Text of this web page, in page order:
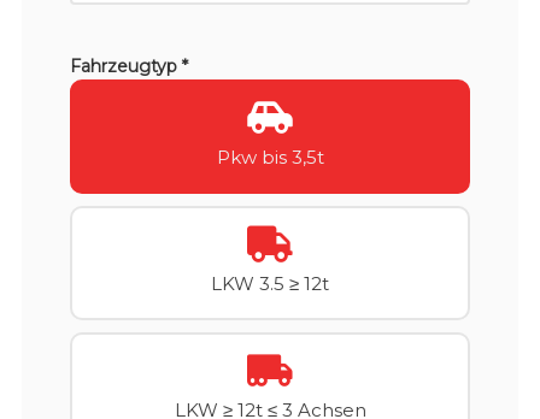
Fahrzeugtyp *
Pkw bis 3,5t
LKW 3.5 ≥ 12t
LKW ≥ 12t ≤ 3 Achsen